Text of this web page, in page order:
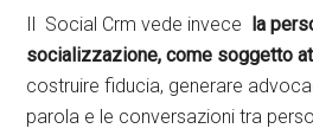
Il Social Crm vede invece
la
socializzazione, come soggetto
costruire fiducia, generare
parola e le conversazioni tra